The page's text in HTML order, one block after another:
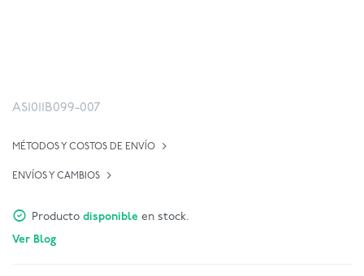
AS1011B099-007
MÉTODOS Y COSTOS DE ENVÍO
ENVÍOS Y CAMBIOS
Producto disponible en stock.
Ver Blog